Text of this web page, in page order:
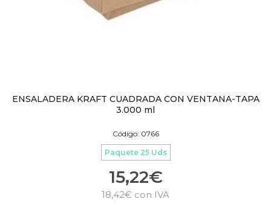
ENSALADERA KRAFT CUADRADA CON VENTANA-TAPA
3.000 ml
Código: 0766
Paquete 25 Uds
15,22€
18,42€ con IVA